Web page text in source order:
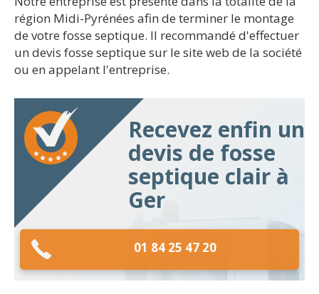
région Midi-Pyrénées afin de terminer le montage
de votre fosse septique. Il recommandé d'effectuer
un devis fosse septique sur le site web de la société
ou en appelant l'entreprise.
Recevez enfin un
devis de fosse
septique clair à
Ger
01 84 25 47 20